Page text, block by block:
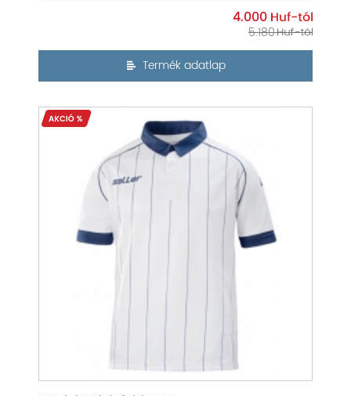
4.000
5.180
Termék adatlap